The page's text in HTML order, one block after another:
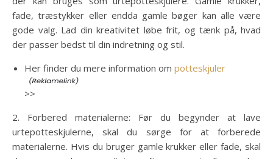
fade, træstykker eller endda gamle bøger kan alle være
gode valg. Lad din kreativitet løbe frit, og tænk på, hvad
der passer bedst til din indretning og stil.
Her finder du mere information om potteskjuler
>>
2. Forbered materialerne: Før du begynder at lave
urtepotteskjulerne, skal du sørge for at forberede
materialerne. Hvis du bruger gamle krukker eller fade, skal